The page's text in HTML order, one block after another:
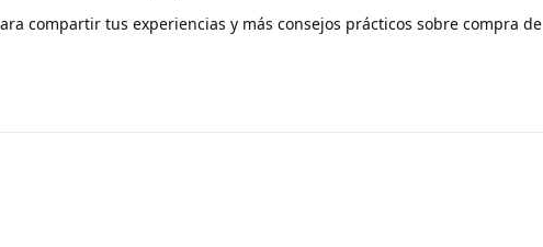
compartir tus experiencias y más consejos prácticos sobre compra de